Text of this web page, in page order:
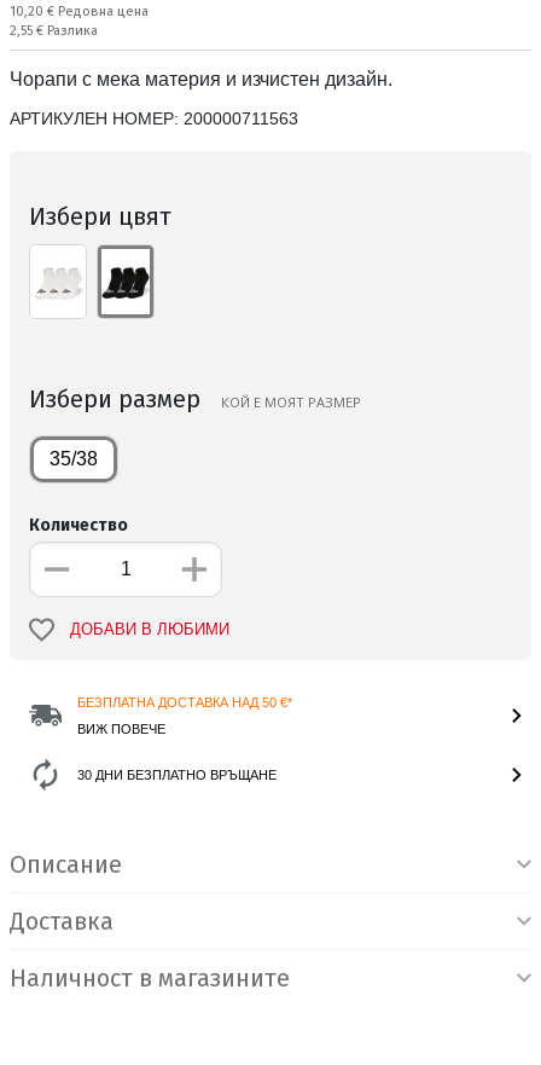
Редовна цена:
10,20 € Редовна цена
Спестявате:
2,55 € Разлика
Чорапи с мека материя и изчистен дизайн.
АРТИКУЛЕН НОМЕР: 200000711563
Избери цвят
Избери размер КОЙ Е МОЯТ РАЗМЕР
35/38
Количество
ДОБАВИ В ЛЮБИМИ
БЕЗПЛАТНА ДОСТАВКА НАД 50 €*
ВИЖ ПОВЕЧЕ
30 ДНИ БЕЗПЛАТНО ВРЪЩАНЕ
Описание
Доставка
Наличност в магазините